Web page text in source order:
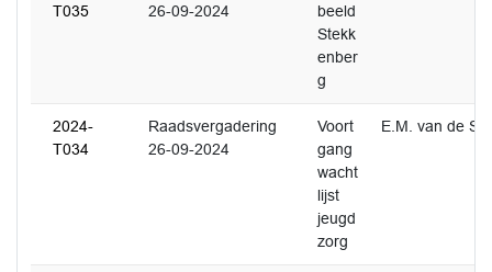
T035
26-09-2024
beeld
Stekk
enber
g
2024-
T034
Raadsvergadering
26-09-2024
Voort
gang
wacht
lijst
jeugd
zorg
E.M. van de